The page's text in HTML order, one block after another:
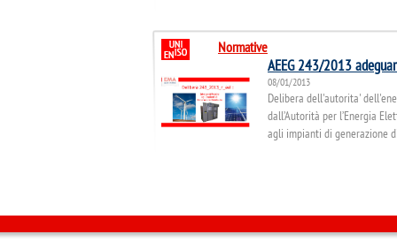
Normative
AEEG 243/2013
08/01/2013
Delibera dell'autorita'
dall’Autorità per l’Energia
agli impianti di generazione
CEI 0-21 - 2013
Con la delibera ARG/elt 199/
Norma CEI 0-21 quale
delle imprese distributrici di